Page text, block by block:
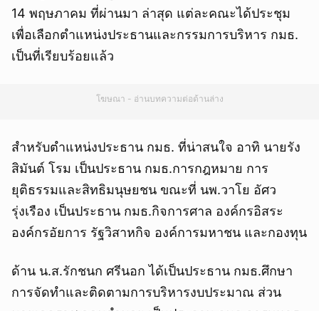
14 พฤษภาคม ที่ผ่านมา ล่าสุด แต่ละคณะได้ประชุม
เพื่อเลือกตำแหน่งประธานและกรรมการบริหาร กมธ.
เป็นที่เรียบร้อยแล้ว
โฆษณา - อ่านบทความต่อด้านล่าง
สำหรับตำแหน่งประธาน กมธ. ที่น่าสนใจ อาทิ นายรัง
สิมันต์ โรม เป็นประธาน กมธ.การกฎหมาย การ
ยุติธรรมและสิทธิมนุษยชน ขณะที่ นพ.วาโย อัศว
รุ่งเรือง เป็นประธาน กมธ.กิจการศาล องค์กรอิสระ
องค์กรอัยการ รัฐวิสาหกิจ องค์การมหาชน และกองทุน
ด้าน น.ส.รักชนก ศรีนอก ได้เป็นประธาน กมธ.ศึกษา
การจัดทำและติดตามการบริหารงบประมาณ ส่วน